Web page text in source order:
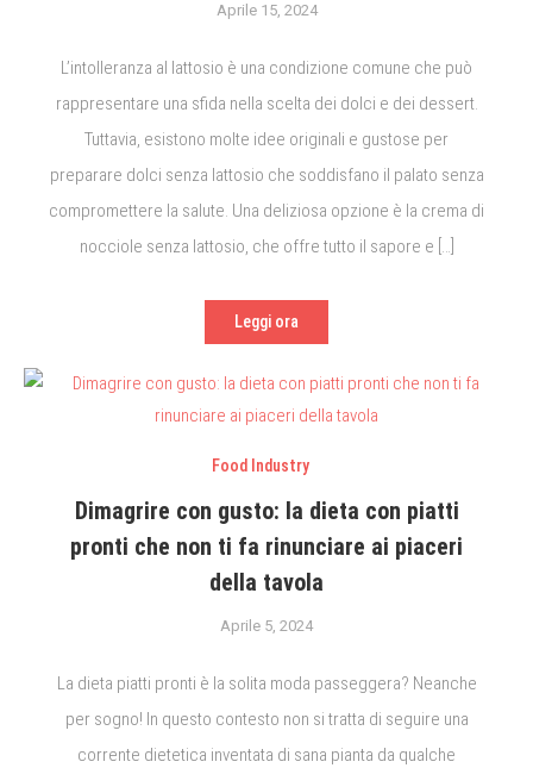
Aprile 15, 2024
L’intolleranza al lattosio è una condizione comune che può
rappresentare una sfida nella scelta dei dolci e dei dessert.
Tuttavia, esistono molte idee originali e gustose per
preparare dolci senza lattosio che soddisfano il palato senza
compromettere la salute. Una deliziosa opzione è la crema di
nocciole senza lattosio, che offre tutto il sapore e […]
Leggi ora
Food Industry
Dimagrire con gusto: la dieta con piatti
pronti che non ti fa rinunciare ai piaceri
della tavola
Aprile 5, 2024
La dieta piatti pronti è la solita moda passeggera? Neanche
per sogno! In questo contesto non si tratta di seguire una
corrente dietetica inventata di sana pianta da qualche